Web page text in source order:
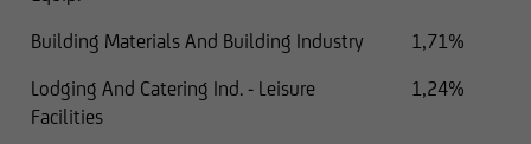
Building Materials And Building Industry
1,71%
Lodging And Catering Ind. - Leisure
Facilities
1,24%